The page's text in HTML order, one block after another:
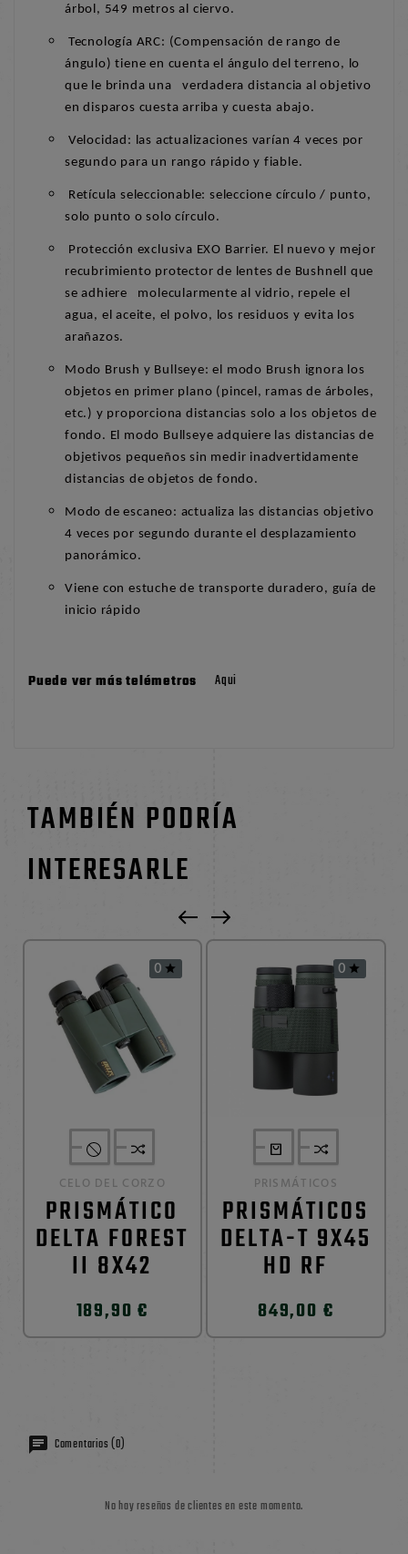
árbol, 549 metros al ciervo.
Tecnología ARC: (Compensación de rango de
ángulo) tiene en cuenta el ángulo del terreno, lo
que le brinda una verdadera distancia al objetivo
en disparos cuesta arriba y cuesta abajo.
Velocidad: las actualizaciones varían 4 veces por
segundo para un rango rápido y fiable.
Retícula seleccionable: seleccione círculo / punto,
solo punto o solo círculo.
Protección exclusiva EXO Barrier. El nuevo y mejor
recubrimiento protector de lentes de Bushnell que
se adhiere molecularmente al vidrio, repele el
agua, el aceite, el polvo, los residuos y evita los
arañazos.
Modo Brush y Bullseye: el modo Brush ignora los
objetos en primer plano (pincel, ramas de árboles,
etc.) y proporciona distancias solo a los objetos de
fondo. El modo Bullseye adquiere las distancias de
objetivos pequeños sin medir inadvertidamente
distancias de objetos de fondo.
Modo de escaneo: actualiza las distancias objetivo
4 veces por segundo durante el desplazamiento
panorámico.
Viene con estuche de transporte duradero, guía de
inicio rápido
Puede ver mástelémetros Aqui
TAMBIÉN PODRÍA
INTERESARLE
0 
CELO DEL CORZO
PRISMÁTICO
DELTA FOREST
II 8X42
189,90 €
0 
PRISMÁTICOS
PRISMÁTICOS
DELTA-T 9X45
HD RF
849,00 €
Comentarios (0)
No hay reseñas de clientes en este momento.